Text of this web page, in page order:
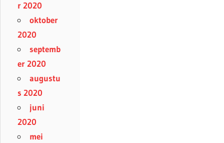
r 2020
oktober
2020
septemb
er 2020
augustu
s 2020
juni
2020
mei